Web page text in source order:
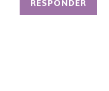
RESPONDER